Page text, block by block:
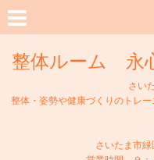
整体ルーム 永
さい
整体・姿勢や健康づくりのトレ
さいたま市